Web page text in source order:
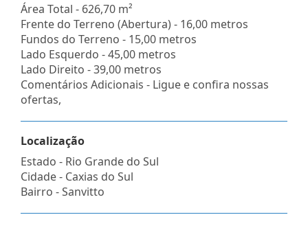
Área Total - 626,70 m²
Frente do Terreno (Abertura) - 16,00 metros
Fundos do Terreno - 15,00 metros
Lado Esquerdo - 45,00 metros
Lado Direito - 39,00 metros
Comentários Adicionais - Ligue e confira nossas
ofertas,
Localização
Estado - Rio Grande do Sul
Cidade - Caxias do Sul
Bairro -Sanvitto